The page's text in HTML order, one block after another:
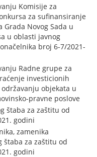
Komisije za
za sufinansiranje
Novog Sada u
u oblasti javnog
broj 6-7/2021-
Radne grupe za
investicionih
objekata u
pravne poslove
štaba za zaštitu od
godini
zamenika
štaba za zaštitu od
godini